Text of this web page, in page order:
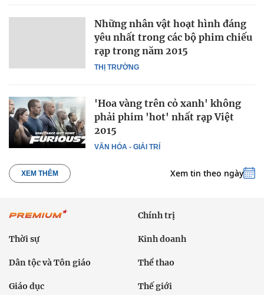
THỊ TRƯỜNG
Những nhân vật hoạt hình đáng
yêu nhất trong các bộ phim chiếu
rạp trong năm 2015
VĂN HÓA - GIẢI TRÍ
'Hoa vàng trên cỏ xanh' không
phải phim 'hot' nhất rạp Việt
2015
XEM THÊM Xem tin theo ngày
Chính trị
Thời sự Kinh doanh
Dân tộc và Tôn giáo Thể thao
Giáo dục Thế giới